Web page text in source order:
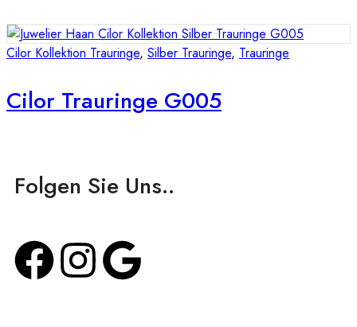
Cilor Kollektion Trauringe, Silber Trauringe, Trauringe
Cilor Trauringe G005
Folgen Sie Uns..